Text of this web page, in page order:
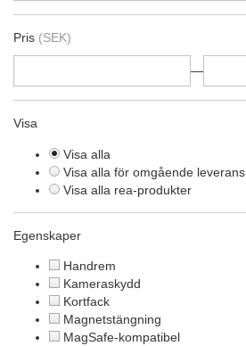
Pris (SEK)
—
Visa
Visa alla
Visa alla för omgående leverans
Visa alla rea-produkter
Egenskaper
Handrem
Kameraskydd
Kortfack
Magnetstängning
MagSafe-kompatibel